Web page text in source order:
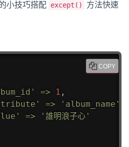
小技巧搭配 except()
方法快速
=> 1 ,
=> 'album_name'
=>
'誰明浪子心'
COPY